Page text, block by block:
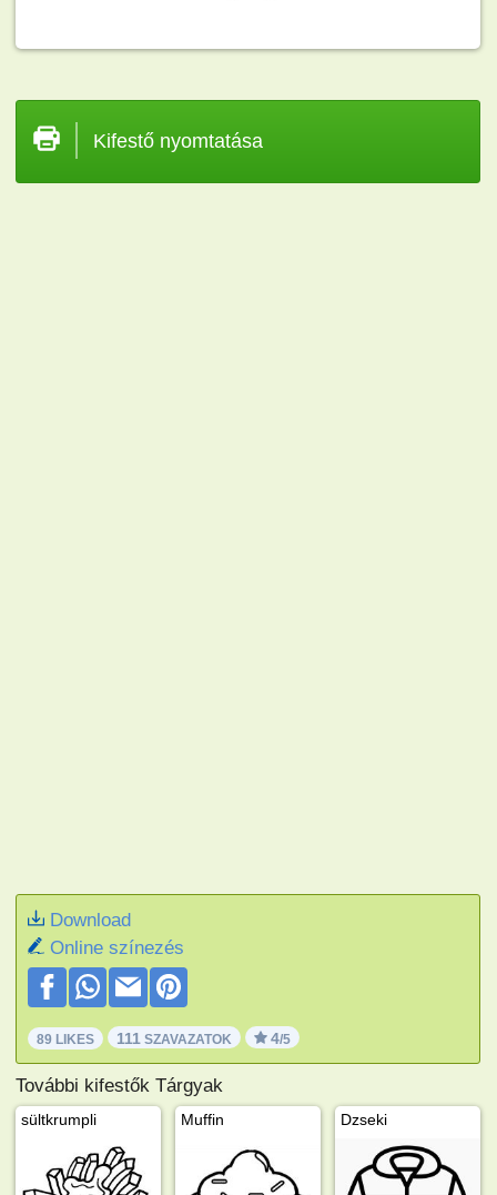
Kifestő nyomtatása
Download
Online színezés
89 LIKES 111 SZAVAZATOK 4/5
További kifestők Tárgyak
sültkrumpli Muffin Dzseki